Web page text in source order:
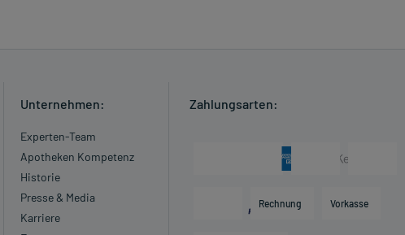
Unternehmen:
Experten-Team
Apotheken Kompetenz
Historie
Presse & Media
Karriere
Zahlungsarten:
Rechnung Vorkasse